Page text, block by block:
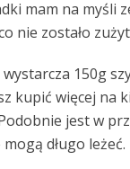
mam na myśli
nie zostało
150g
kupić więcej na
jest w
długo leżeć.